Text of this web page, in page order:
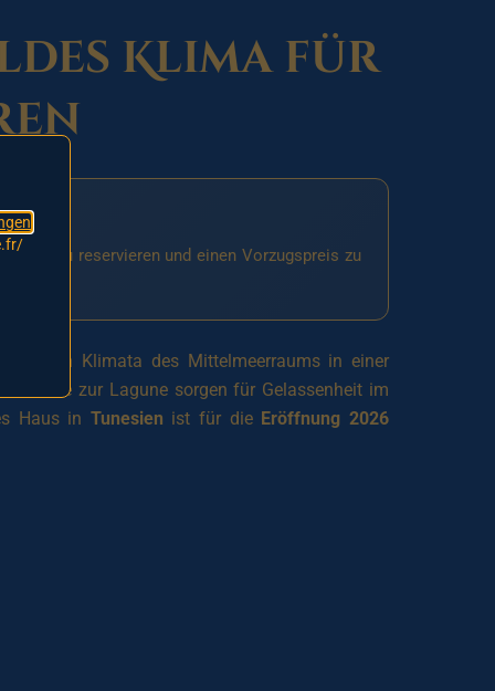
Klima für
zu reservieren und einen Vorzugspreis zu
Klimata des Mittelmeerraums in einer
Nähe zur Lagune sorgen für Gelassenheit im
Haus in Tunesien ist für die Eröffnung 2026